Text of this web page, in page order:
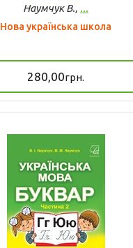
Наумчук В., ...
Нова українська школа
280,00грн.